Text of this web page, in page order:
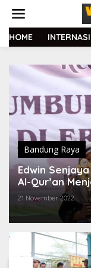
t
HOME
Bandung Raya
Edwin
Al-Qur’an
21 November 2022